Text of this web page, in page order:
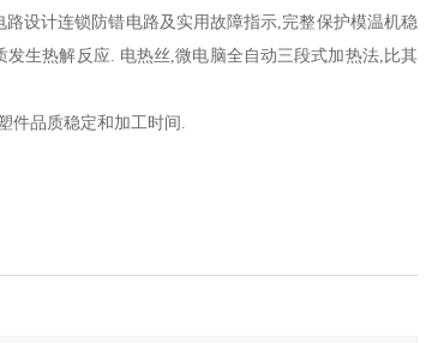
设计连锁防错电路及实用故障指示,完整保护模温机稳
生热解反应. 电热丝,微电脑全自动三段式加热法,比其
件品质稳定和加工时间.